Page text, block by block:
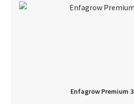
Enfagrow Premium